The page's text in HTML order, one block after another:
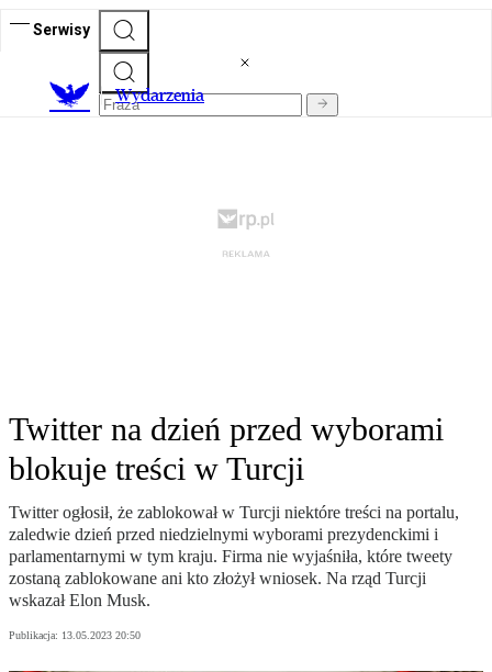
Serwisy
Wydarzenia
Twitter na dzień przed wyborami
blokuje treści w Turcji
Twitter ogłosił, że zablokował w Turcji niektóre treści na portalu,
zaledwie dzień przed niedzielnymi wyborami prezydenckimi i
parlamentarnymi w tym kraju. Firma nie wyjaśniła, które tweety
zostaną zablokowane ani kto złożył wniosek. Na rząd Turcji
wskazał Elon Musk.
Publikacja: 13.05.2023 20:50